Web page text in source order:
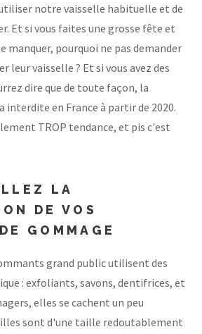
notre vaisselle habituelle et de
Et si vous faites une grosse fête et
manquer, pourquoi ne pas demander
leur vaisselle ? Et si vous avez des
dire que de toute façon, la
interdite en France à partir de 2020.
TROP tendance, et pis c'est
LA
DE VOS
GOMMAGE
grand public utilisent des
: exfoliants, savons, dentifrices, et
elles se cachent un peu
sont d'une taille redoutablement